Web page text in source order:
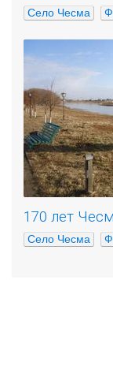
Село Чесма
170 лет
Село Чесма